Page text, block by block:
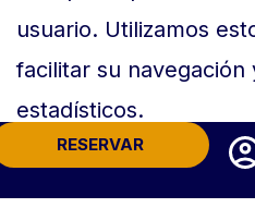
RESERVAR
usuario. Utilizamos
facilitar su
estadísticos.
¿QUÉ TIPO DE COOKIES
WEB?